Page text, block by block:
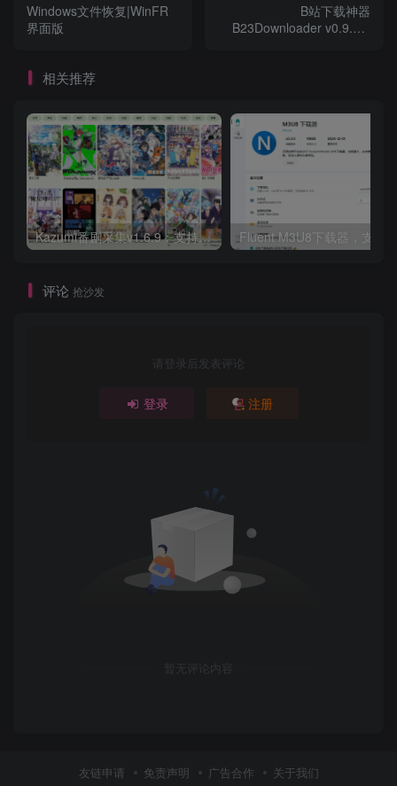
Windows文件恢复|WinFR
界面版
B站下载神器
B23Downloader v0.9.5.6
相关推荐
Kazumi番剧采集v1.6.9：支持自定义规则+在线观看+弹幕，跨平台下载 Fluent M3U8下载器，支持
评论 抢沙发
请登录后发表评论
登录 注册
暂无评论内容
友链申请 免责声明 广告合作 关于我们